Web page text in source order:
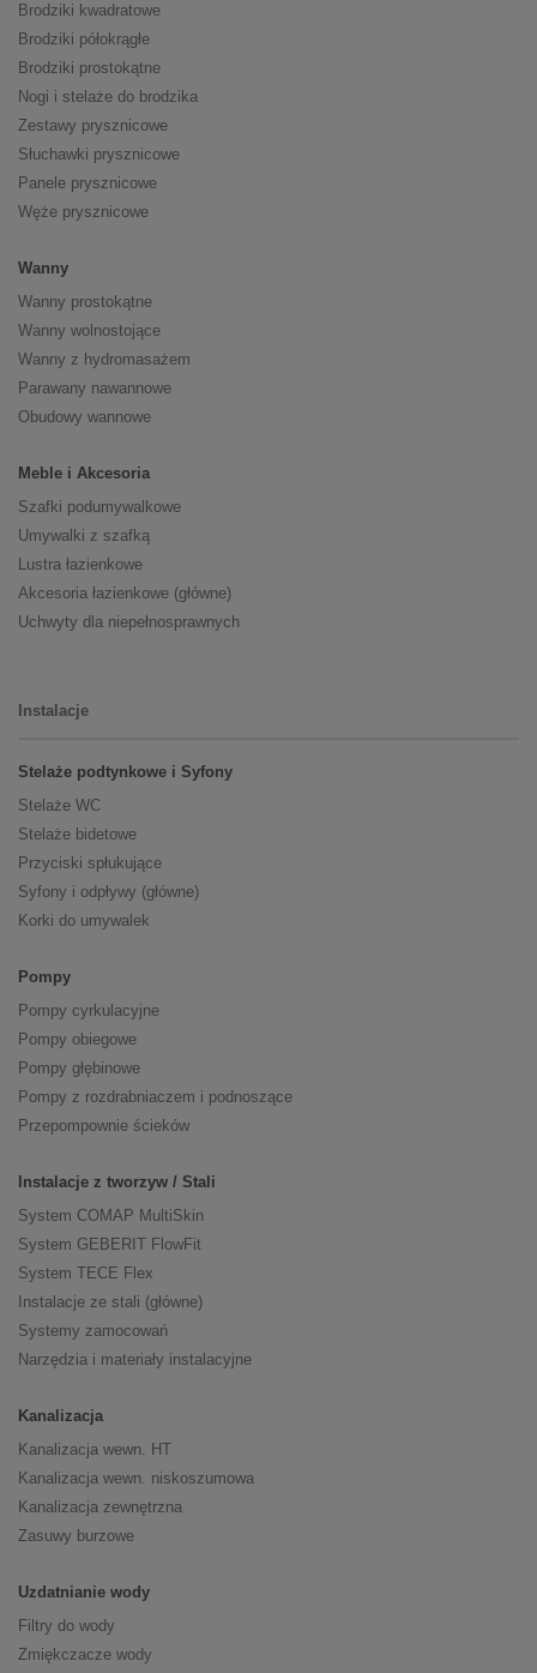
Brodziki kwadratowe
Brodziki półokrągłe
Brodziki prostokątne
Nogi i stelaże do brodzika
Zestawy prysznicowe
Słuchawki prysznicowe
Panele prysznicowe
Węże prysznicowe
Wanny
Wanny prostokątne
Wanny wolnostojące
Wanny z hydromasażem
Parawany nawannowe
Obudowy wannowe
Meble i Akcesoria
Szafki podumywalkowe
Umywalki z szafką
Lustra łazienkowe
Akcesoria łazienkowe (główne)
Uchwyty dla niepełnosprawnych
Instalacje
Stelaże podtynkowe i Syfony
Stelaże WC
Stelaże bidetowe
Przyciski spłukujące
Syfony i odpływy (główne)
Korki do umywalek
Pompy
Pompy cyrkulacyjne
Pompy obiegowe
Pompy głębinowe
Pompy z rozdrabniaczem i podnoszące
Przepompownie ścieków
Instalacje z tworzyw / Stali
System COMAP MultiSkin
System GEBERIT FlowFit
System TECE Flex
Instalacje ze stali (główne)
Systemy zamocowań
Narzędzia i materiały instalacyjne
Kanalizacja
Kanalizacja wewn. HT
Kanalizacja wewn. niskoszumowa
Kanalizacja zewnętrzna
Zasuwy burzowe
Uzdatnianie wody
Filtry do wody
Zmiękczacze wody